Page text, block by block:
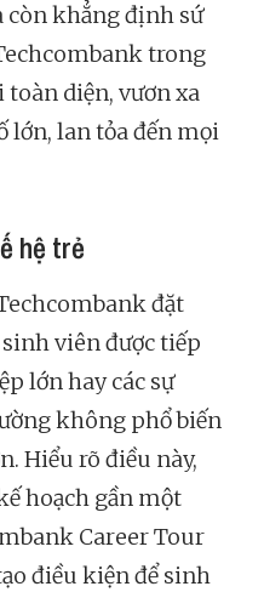
còn khẳng định sứ
trong
diện, vươn xa
lớn, lan tỏa đến mọi
hệ trẻ
đặt
sinh viên được tiếp
lớn hay các sự
không phổ biến
Hiểu rõ điều này,
hoạch gần một
Career Tour
điều kiện để sinh